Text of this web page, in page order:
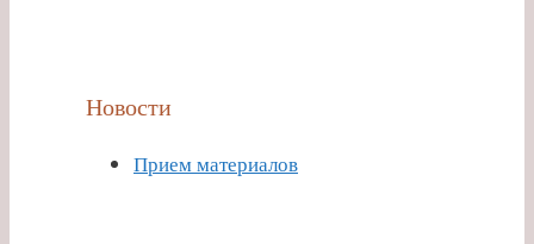
Новости
Прием материалов